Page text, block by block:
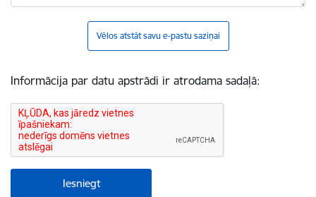
Vēlos atstāt savu e-pastu saziņai
Informācija par datu apstrādi ir atrodama sadaļā: